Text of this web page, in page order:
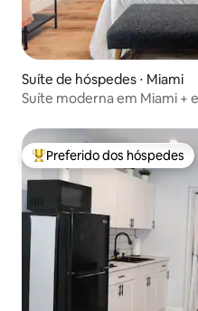
Suíte de hóspedes ⋅ Miami
Suíte moderna em Miami +
Entre os melhores
Preferido dos hóspedes